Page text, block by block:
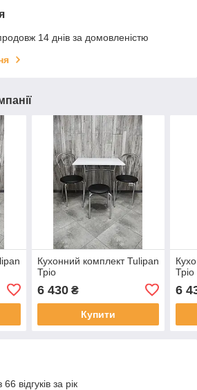
14 днів за домовленістю
Кухонний комплект Tulipan
Тріо
6 430₴
Купити
Тріо
6
відгуків за рік